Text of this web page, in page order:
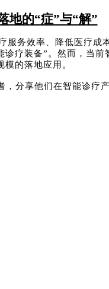
的“症”与“解”
务效率、降低医疗
疗装备”。然而，当
的落地应用。
，分享他们在智能诊疗产